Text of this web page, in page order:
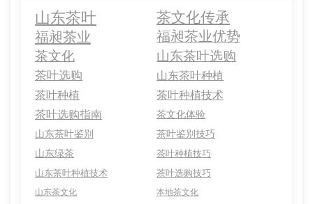
山东茶叶
茶文化传承
福昶茶业
福昶茶业优势
茶文化 山东茶叶选购
茶叶选购 山东茶叶种植
茶叶种植
茶叶种植技术
茶叶选购指南
茶文化体验
山东茶叶鉴别
茶叶鉴别技巧
山东绿茶
茶叶种植技巧
山东茶叶种植技术
茶叶选购技巧
山东茶文化 本地茶文化